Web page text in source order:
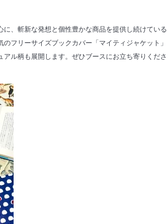
、斬新な発想と個性豊かな商品を提供し続けている
フリーサイズブックカバー「マイティジャケット」
ル柄も展開します。ぜひブースにお立ち寄りくださ